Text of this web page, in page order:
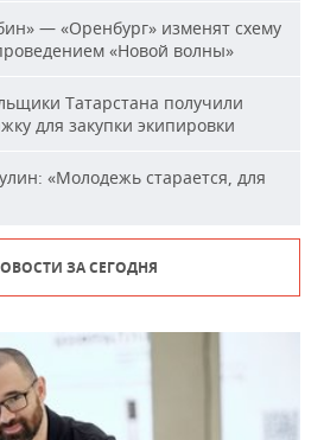
— «Оренбург» изменят схему
«Новой волны»
Татарстана получили
для закупки экипировки
«Молодежь старается, для
ЗА СЕГОДНЯ